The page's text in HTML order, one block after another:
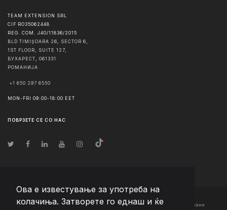
Ова е известување за употреба на
колачиња. Затворете го еднаш и ќе
TEAM EXTENSION SRL
CIF RO35062448
REG. COM. J40/11836/2015
BLD TIMIȘOARA 26, SECTOR 6,
1ST FLOOR, SUITE 127,
БУХАРЕСТ
061331
РОМАНИЈА
+1 650 297 6550
MON-FRI 09:00-18:00 EET
ПОВРЗЕТЕ СЕ СО НАС
© Авторско право2026 Team Extension Macedonia - Сите права задржани